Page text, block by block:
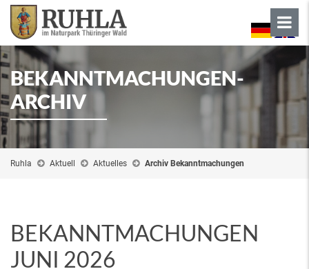
BEKANNTMACHUNGEN-
ARCHIV
Ruhla Aktuell Aktuelles Archiv Bekanntmachungen
BEKANNTMACHUNGEN
JUNI 2026